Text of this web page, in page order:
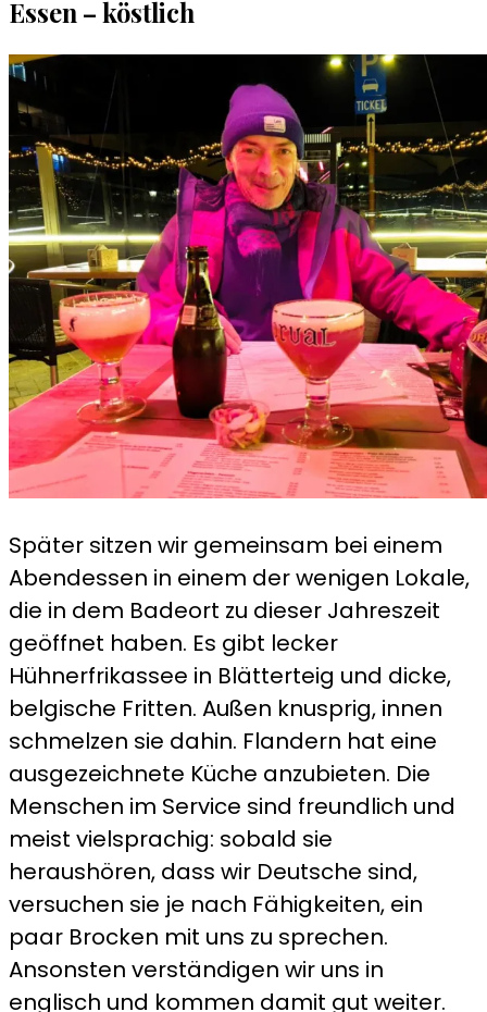
Essen – köstlich
Später sitzen wir gemeinsam bei einem
Abendessen in einem der wenigen Lokale,
die in dem Badeort zu dieser Jahreszeit
geöffnet haben. Es gibt lecker
Hühnerfrikassee in Blätterteig und dicke,
belgische Fritten. Außen knusprig, innen
schmelzen sie dahin. Flandern hat eine
ausgezeichnete Küche anzubieten. Die
Menschen im Service sind freundlich und
meist vielsprachig: sobald sie
heraushören, dass wir Deutsche sind,
versuchen sie je nach Fähigkeiten, ein
paar Brocken mit uns zu sprechen.
Ansonsten verständigen wir uns in
englisch und kommen damit gut weiter.